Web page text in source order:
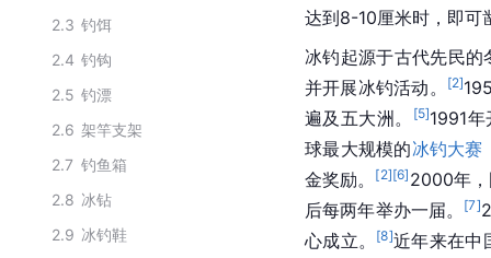
2.3 钓饵
2.4 钓钩
2.5 钓漂
2.6 架竿支架
2.7 钓鱼箱
2.8 冰钻
2.9 冰钓鞋
达到8-10厘米时，即可
冰钓起源于古代先民的
并开展冰钓活动。
[2]
遍及五大洲。
[5]1991
球最大规模的冰钓大赛
金奖励。
[2][6] 2000年
后每两年举办一届。
[7]
心成立。
[8]近年来在中